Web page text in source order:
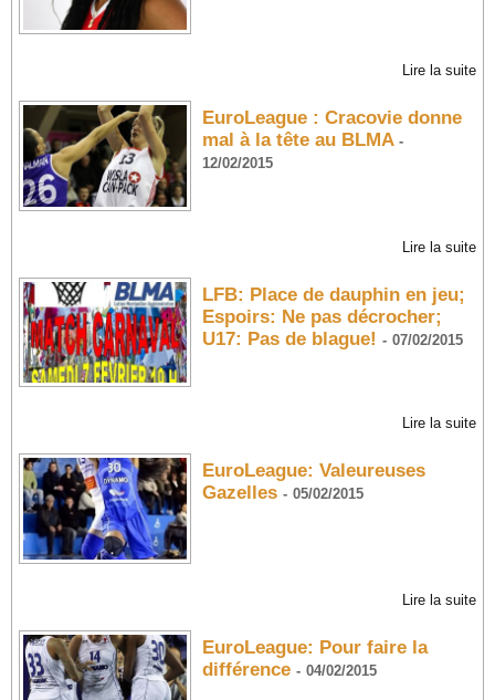
Lire la suite
EuroLeague : Cracovie donne
mal à la tête au BLMA -
12/02/2015
Lire la suite
LFB: Place de dauphin en jeu;
Espoirs: Ne pas décrocher;
U17: Pas de blague! - 07/02/2015
Lire la suite
EuroLeague: Valeureuses
Gazelles - 05/02/2015
Lire la suite
EuroLeague: Pour faire la
différence - 04/02/2015